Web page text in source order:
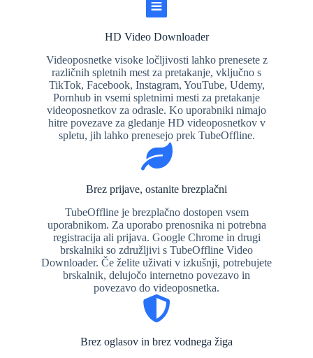
HD Video Downloader
Videoposnetke visoke ločljivosti lahko prenesete z
različnih spletnih mest za pretakanje, vključno s
TikTok, Facebook, Instagram, YouTube, Udemy,
Pornhub in vsemi spletnimi mesti za pretakanje
videoposnetkov za odrasle. Ko uporabniki nimajo
hitre povezave za gledanje HD videoposnetkov v
spletu, jih lahko prenesejo prek TubeOffline.
Brez prijave, ostanite brezplačni
TubeOffline je brezplačno dostopen vsem
uporabnikom. Za uporabo prenosnika ni potrebna
registracija ali prijava. Google Chrome in drugi
brskalniki so združljivi s TubeOffline Video
Downloader. Če želite uživati ​​v izkušnji, potrebujete
brskalnik, delujočo internetno povezavo in
povezavo do videoposnetka.
Brez oglasov in brez vodnega žiga